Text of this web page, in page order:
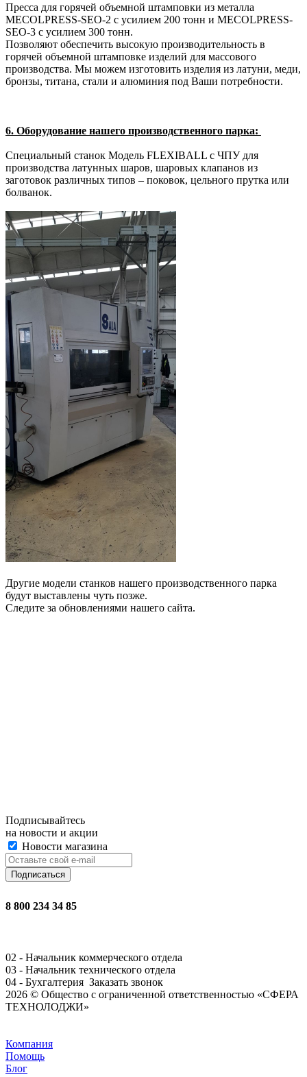
Пресса для горячей объемной штамповки из металла
MECOLPRESS-SEO-2 с усилием 200 тонн и MECOLPRESS-
SEO-3 с усилием 300 тонн.
Позволяют обеспечить высокую производительность в
горячей объемной штамповке изделий для массового
производства. Мы можем изготовить изделия из латуни, меди,
бронзы, титана, стали и алюминия под Ваши потребности.
6. Оборудование нашего производственного парка:
Специальный станок Модель FLEXIBALL с ЧПУ для
производства латунных шаров, шаровых клапанов из
заготовок различных типов – поковок, цельного прутка или
болванок.
Другие модели станков нашего производственного парка
будут выставлены чуть позже.
Следите за обновлениями нашего сайта.
Подписывайтесь
на новости и акции
Новости магазина
8 800 234 34 85
02 - Начальник коммерческого отдела
03 - Начальник технического отдела
04 - Бухгалтерия Заказать звонок
2026 © Общество с ограниченной ответственностью «СФЕРА
ТЕХНОЛОДЖИ»
Компания
Помощь
Блог